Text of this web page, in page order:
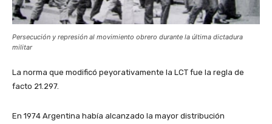
Persecución y represión al movimiento obrero durante la última dictadura
militar
La norma que modificó peyorativamente la LCT fue la regla de
facto 21.297.
En 1974 Argentina había alcanzado la mayor distribución